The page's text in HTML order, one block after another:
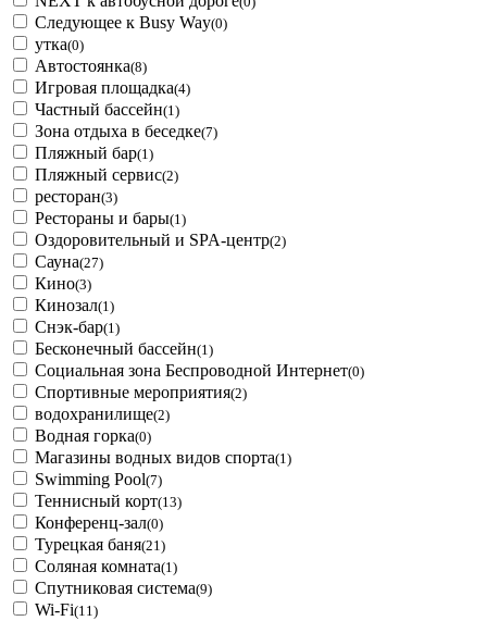
Следующее к Busy Way(0)
утка(0)
Автостоянка(8)
Игровая площадка(4)
Частный бассейн(1)
Зона отдыха в беседке(7)
Пляжный бар(1)
Пляжный сервис(2)
ресторан(3)
Рестораны и бары(1)
Оздоровительный и SPA-центр(2)
Сауна(27)
Кино(3)
Кинозал(1)
Снэк-бар(1)
Бесконечный бассейн(1)
Социальная зона Беспроводной Интернет(0)
Спортивные мероприятия(2)
водохранилище(2)
Водная горка(0)
Магазины водных видов спорта(1)
Swimming Pool(7)
Теннисный корт(13)
Конференц-зал(0)
Турецкая баня(21)
Соляная комната(1)
Спутниковая система(9)
Wi-Fi(11)